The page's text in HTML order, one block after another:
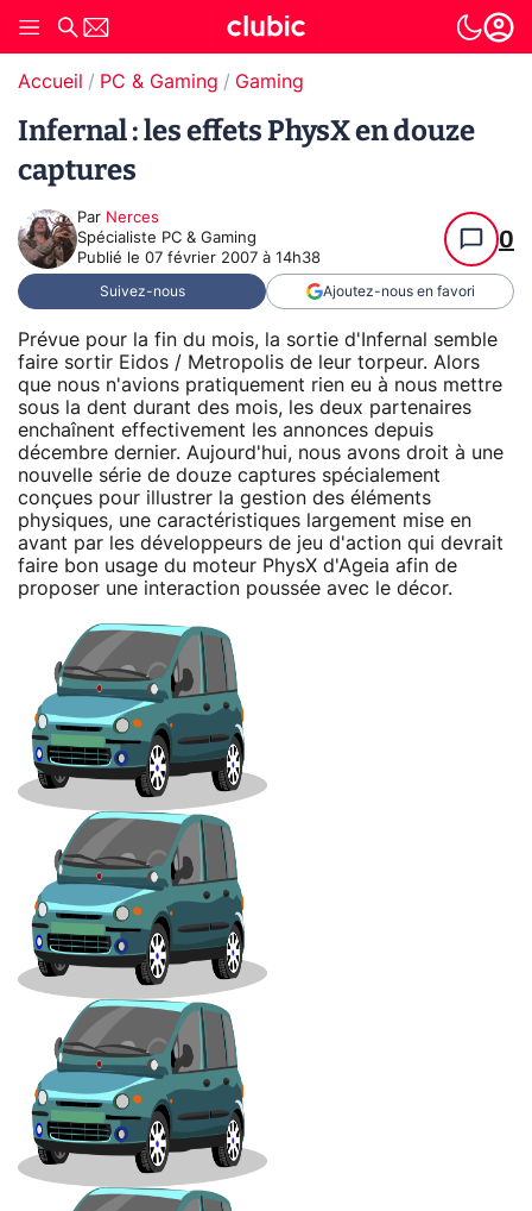
Accueil PC & Gaming Gaming
Infernal : les effets PhysX en douze
captures
Par Nerces
Spécialiste PC & Gaming
Publié le 07 février 2007 à 14h38
0
Suivez-nous Ajoutez-nous en favori
Prévue pour la fin du mois, la sortie d'Infernal semble
faire sortir Eidos / Metropolis de leur torpeur. Alors
que nous n'avions pratiquement rien eu à nous mettre
sous la dent durant des mois, les deux partenaires
enchaînent effectivement les annonces depuis
décembre dernier. Aujourd'hui, nous avons droit à une
nouvelle série de douze captures spécialement
conçues pour illustrer la gestion des éléments
physiques, une caractéristiques largement mise en
avant par les développeurs de jeu d'action qui devrait
faire bon usage du moteur PhysX d'Ageia afin de
proposer une interaction poussée avec le décor.